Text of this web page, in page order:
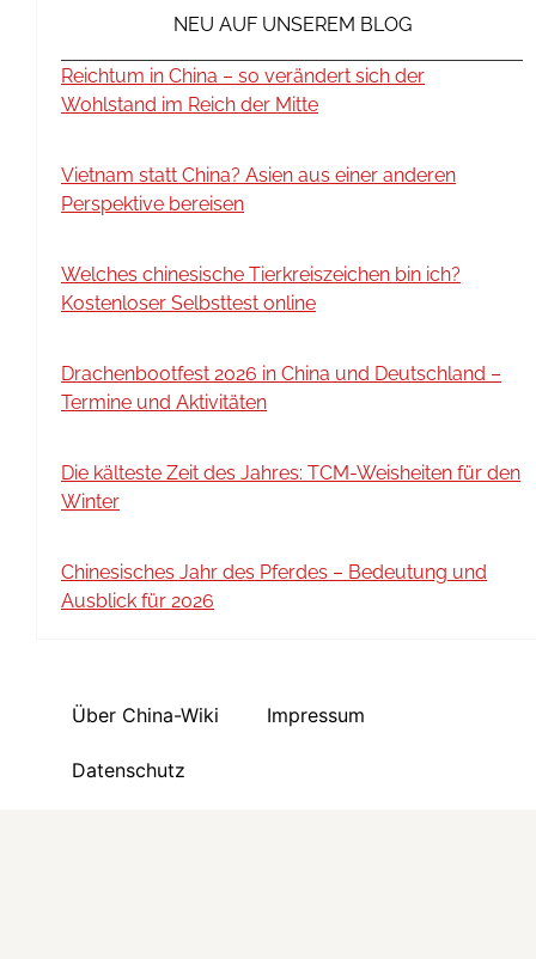
NEU AUF UNSEREM BLOG
Reichtum in China – so verändert sich der
Wohlstand im Reich der Mitte
Vietnam statt China? Asien aus einer anderen
Perspektive bereisen
Welches chinesische Tierkreiszeichen bin ich?
Kostenloser Selbsttest online
Drachenbootfest 2026 in China und Deutschland –
Termine und Aktivitäten
Die kälteste Zeit des Jahres: TCM-Weisheiten für den
Winter
Chinesisches Jahr des Pferdes – Bedeutung und
Ausblick für 2026
Über China-Wiki Impressum
Datenschutz